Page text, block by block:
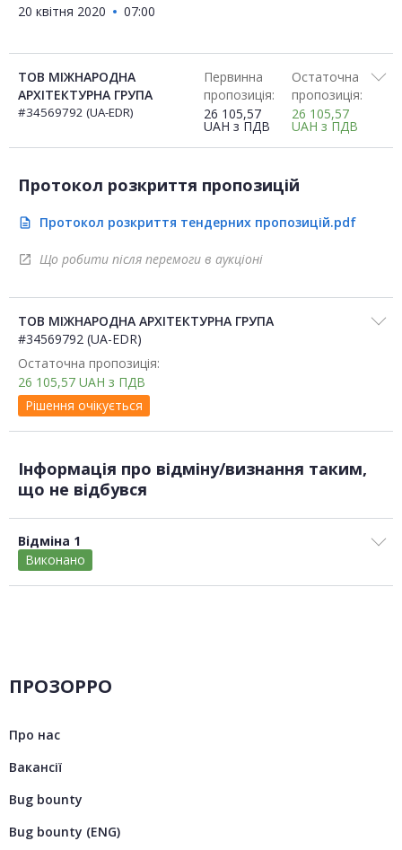
20 квітня 2020
07:00
ТОВ МІЖНАРОДНА
АРХІТЕКТУРНА ГРУПА
#34569792 (UA-EDR)
Первинна
пропозиція:
26 105,57
UAH з ПДВ
Остаточна
пропозиція:
26 105,57
UAH з ПДВ
Протокол розкриття пропозицій
description Протокол розкриття тендерних пропозицій.pdf
open_in_new Що робити після перемоги в аукціоні
ТОВ МІЖНАРОДНА АРХІТЕКТУРНА ГРУПА
#34569792 (UA-EDR)
Остаточна пропозиція:
26 105,57 UAH з ПДВ
Рішення очікується
Інформація про відміну/визнання таким,
що не відбувся
Відміна 1
Виконано
ПРОЗОРРО
Про нас
Вакансії
Bug bounty
Bug bounty (ENG)